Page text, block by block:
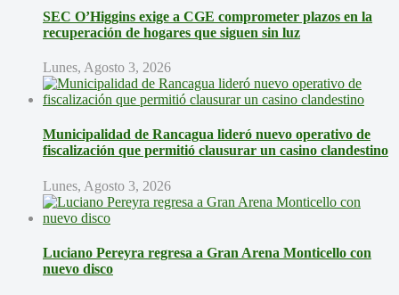
SEC O’Higgins exige a CGE comprometer plazos en la
recuperación de hogares que siguen sin luz
Lunes, Agosto 3, 2026
Municipalidad de Rancagua lideró nuevo operativo de
fiscalización que permitió clausurar un casino clandestino
Lunes, Agosto 3, 2026
Luciano Pereyra regresa a Gran Arena Monticello con
nuevo disco